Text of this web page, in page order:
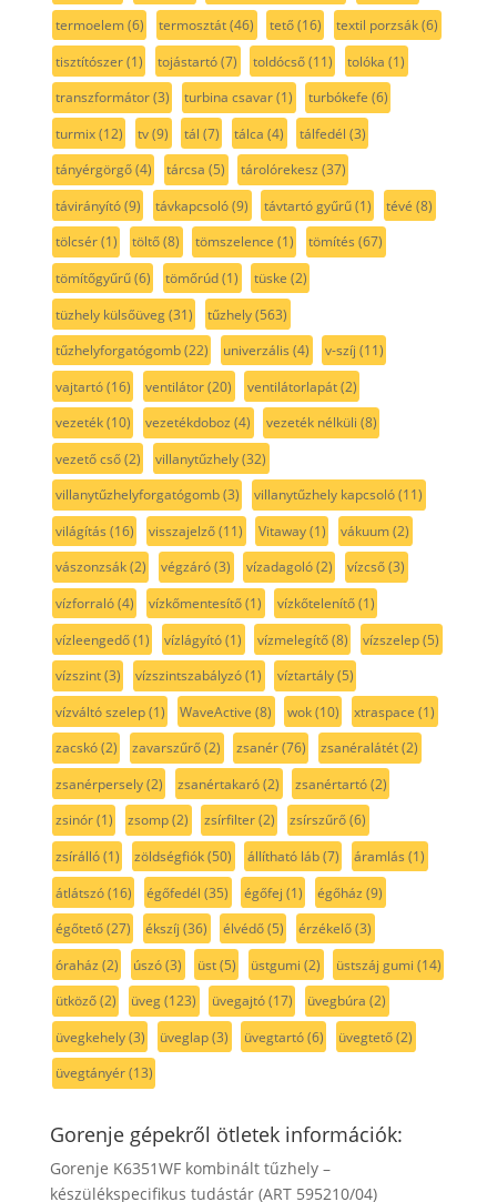
termoelem(6) termosztát(46) tető(16) textil porzsák(6)
tisztítószer(1) tojástartó(7) toldócső(11) tolóka (1)
transzformátor(3) turbina csavar(1) turbókefe (6)
turmix(12) tv(9) tál (7) tálca (4) tálfedél (3)
tányérgörgő(4) tárcsa (5) tárolórekesz (37)
távirányító(9) távkapcsoló(9) távtartó gyűrű(1) tévé (8)
tölcsér(1) töltő(8) tömszelence (1) tömítés (67)
tömítőgyűrű(6) tömőrúd(1) tüske (2)
tüzhely külsőüveg(31) tűzhely(563)
tűzhelyforgatógomb(22) univerzális (4) v-szíj (11)
vajtartó(16) ventilátor(20) ventilátorlapát(2)
vezeték(10) vezetékdoboz (4) vezeték nélküli (8)
vezető cső(2) villanytűzhely(32)
villanytűzhelyforgatógomb(3) villanytűzhely kapcsoló(11)
világítás (16) visszajelző(11) Vitaway(1) vákuum(2)
vászonzsák(2) végzáró(3) vízadagoló(2) vízcső(3)
vízforraló(4) vízkőmentesítő(1) vízkőtelenítő(1)
vízleengedő(1) vízlágyító(1) vízmelegítő(8) vízszelep(5)
vízszint(3) vízszintszabályzó(1) víztartály(5)
vízváltó szelep(1) WaveActive (8) wok(10) xtraspace (1)
zacskó(2) zavarszűrő(2) zsanér(76) zsanéralátét(2)
zsanérpersely(2) zsanértakaró(2) zsanértartó(2)
zsinór(1) zsomp(2) zsírfilter(2) zsírszűrő(6)
zsírálló(1) zöldségfiók(50) állítható láb(7) áramlás (1)
átlátszó(16) égőfedél (35) égőfej (1) égőház (9)
égőtető(27) ékszíj (36) élvédő(5) érzékelő(3)
óraház (2) úszó(3) üst(5) üstgumi (2) üstszáj gumi (14)
ütköző(2) üveg(123) üvegajtó(17) üvegbúra (2)
üvegkehely(3) üveglap(3) üvegtartó(6) üvegtető(2)
üvegtányér(13)
Gorenje gépekről ötletek információk:
Gorenje K6351WF kombinált tűzhely –
készülékspecifikus tudástár (ART 595210/04)